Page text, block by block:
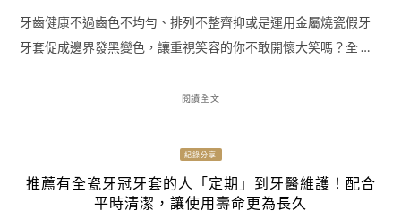
牙齒健康不過齒色不均勻、排列不整齊抑或是運用金屬燒瓷假牙
牙套促成邊界發黑變色，讓重視笑容的你不敢開懷大笑嗎？全 …
閱讀全文
紀錄分享
推薦有全瓷牙冠牙套的人「定期」到牙醫維護！配合
平時清潔，讓使用壽命更為長久